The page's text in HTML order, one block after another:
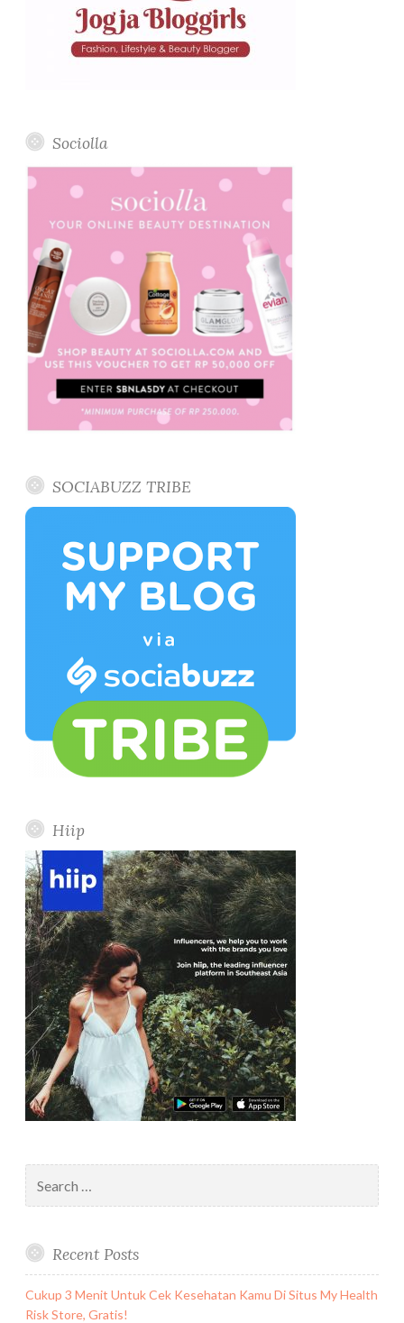
Sociolla
SOCIABUZZ TRIBE
Hiip
for:
Recent Posts
Cukup 3 Menit Untuk Cek Kesehatan Kamu Di Situs My Health
Risk Store, Gratis!